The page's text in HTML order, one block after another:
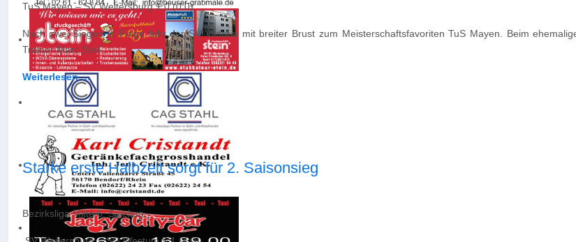
TuS Mayen – SV Weitersburg 1:0 (0:0)
Nach zwei Siegen in Folge fuhr der SV Viktoria mit breiter Brust zum Meisterschaftsfavoriten TuS Mayen. Beim
Trainer Marc Steil.
Weiterlesen …
Starke erste Halbzeit sorgt für 2. Saisonsieg
Bezirksliga Mitte 6. Spieltag